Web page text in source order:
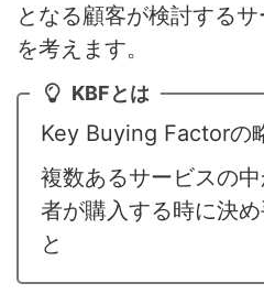
となる顧客が検討する
を考えます。
KBFとは
Key Buying Factorの
複数あるサービスの
者が購入する時に決
と